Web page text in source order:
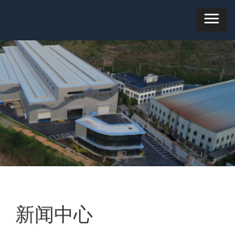
新闻中心